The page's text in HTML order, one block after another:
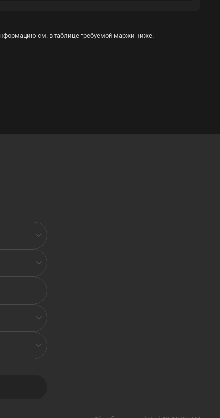
см. в таблице требуемой маржи ниже.